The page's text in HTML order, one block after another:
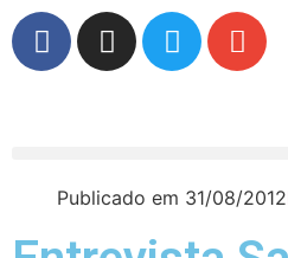
Publicado em 31/08/2012